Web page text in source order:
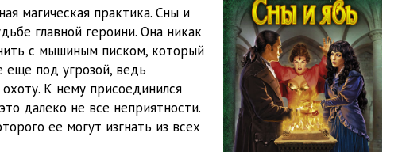
10:46
13:09
10:59
13:56
09:17
магическая практика. Сны и
главной героини. Она никак
с мышиным писком, который
еще под угрозой, ведь
К нему присоединился
далеко не все неприятности.
ее могут изгнать из всех